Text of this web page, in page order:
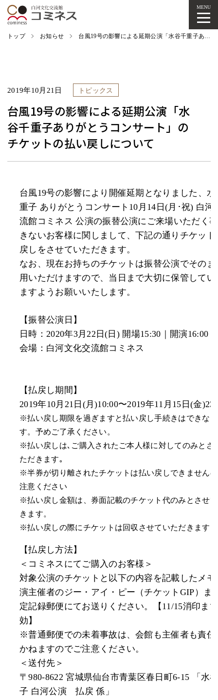
MENU
トップ お知らせ 台風19号の影響による延期公演「水谷千重子ありがとうコンサート」のチケットの払い戻しについて
2019年10月21日 トピックス
台風19号の影響による延期公演「水
谷千重子ありがとうコンサート」の
チケットの払い戻しについて
台風19号の影響により開催延期となりました、水
重子 ありがとうコンサート10月14日(月･祝) 白河
流館コミネス 公演の振替公演に ご来場いただく
きないお客様に関しまして、下記の通りチケット
戻しをさせていただきます。
なお、 現在お持ちのチケットは振替公演でそのま
用いただけますので、当日まで大切に保管してい
ますようお願いいたします。
【振替公演日】
日時：2020年3月22日(日) 開場15:30｜開演16:00
会場：白河文化交流館コミネス
【払戻し期間】
2019年10月21日(月)10:00〜2019年11月15日(金
※払い戻し期限を過ぎますと払い戻し手続きはできな
す。予めご了承ください。
※払い戻しは､ご購入されたご本人様に対してのみとさ
ただきます｡
※半券が切り離されたチケットは払い戻しできません
注意ください
※払い戻し金額は、券面記載のチケット代のみとさせ
きます。
※払い戻しの際にチケットは回収させていただきます。
【払戻し方法】
＜コミネスにてご購入のお客様＞
対象公演のチケットと以下の内容を記載したメモ
演主催者のジー・アイ・ピー （チケットGIP）
ま
定記録郵便にてお送りください。
【11/15消印ま
効】
※普通郵便での未着事故は、会館も主催者も責任
かねますのでご注意ください。
＜送付先＞
〒980-8622 宮城県仙台市青葉区春日町6-15 「水
子 白河公演 払戻 係」